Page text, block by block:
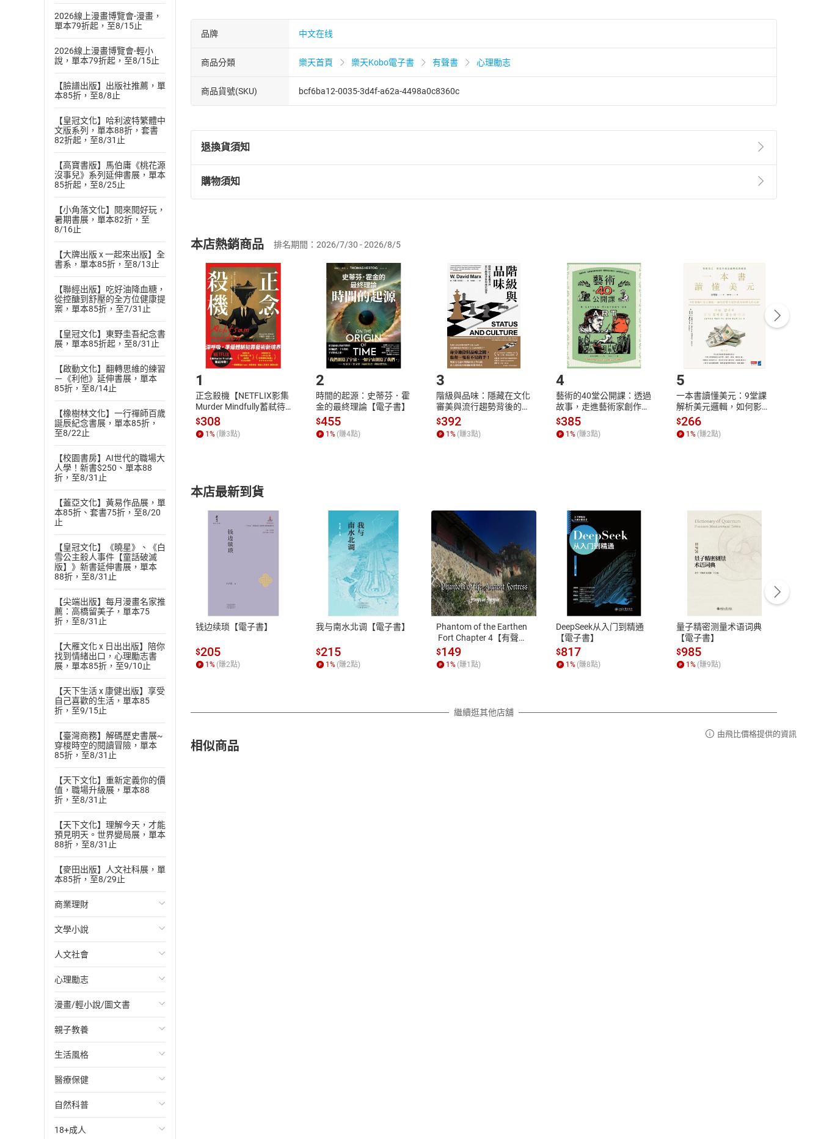
2026線上漫畫博覽會-漫畫，
單本79折起，至8/15止
2026線上漫畫博覽會-輕小
說，單本79折起，至8/15止
【臉譜出版】出版社推薦，單
本85折，至8/8止
【皇冠文化】哈利波特繁體中
文版系列，單本88折，套書
82折起，至8/31止
【高寶書版】馬伯庸《桃花源
沒事兒》系列延伸書展，單本
85折起，至8/25止
【小角落文化】閱來閱好玩，
暑期書展，單本82折，至
8/16止
【大牌出版 x 一起來出版】全
書系，單本85折，至8/13止
【聯經出版】吃好油降血糖，
從控醣到舒壓的全方位健康提
案，單本85折，至7/31止
【皇冠文化】東野圭吾紀念書
展，單本85折起，至8/31止
【啟動文化】翻轉思維的練習
－《利他》延伸書展，單本
85折，至8/14止
【橡樹林文化】一行禪師百歲
誕辰紀念書展，單本85折，
至8/22止
【校園書房】AI世代的職場大
人學！新書$250、單本88
折，至8/31止
【蓋亞文化】黃易作品展，單
本85折、套書75折，至8/20
止
【皇冠文化】《曉星》、《白
雪公主殺人事件【童話破滅
版】》新書延伸書展，單本
88折，至8/31止
【尖端出版】每月漫畫名家推
薦：高橋留美子，單本75
折，至8/31止
【大雁文化 x 日出出版】陪你
找到情緒出口，心理勵志書
展，單本85折，至9/10止
【天下生活 x 康健出版】享受
自己喜歡的生活，單本85
折，至9/15止
【臺灣商務】解碼歷史書展~
穿梭時空的閱讀冒險，單本
85折，至8/31止
【天下文化】重新定義你的價
值，職場升級展，單本88
折，至8/31止
【天下文化】理解今天，才能
預見明天。世界變局展，單本
88折，至8/31止
【麥田出版】人文社科展，單
本85折，至8/29止
商業理財
投資理財
經濟/趨勢
財務/金融
管理/領導
職場工作術
成功法
行銷/廣告
傳記
商務/商學
文學小說
歐美文學
日本文學
韓國文學
華文文學
經典文學
成長/家庭生活小說
懸疑/推理小說
科幻/奇幻小說
人文社會
國際關係
政治
社會科學
台灣/中國歷史
日/韓歷史
其他歷史/史學
法律
心理勵志
心靈成長/情緒
人際關係
兩性關係
心理學
漫畫/輕小說/圖文書
輕小說
奇幻/科幻
愛情故事
職場/社會寫實
懸疑/推理
親子教養
教育現場
兒童文學/故事
兒童科普/學習
育兒百科
生活風格
飲食/食譜
健身/美顏
運動/遊戲
醫療保健
健康/養生
常見疾病
自然科普
生物科學
18+成人
品牌 中文在线
商品分類 樂天首頁 樂天Kobo電子書 有聲書 心理勵志
商品貨號(SKU) bcf6ba12-0035-3d4f-a62a-4498a0c8360c
退換貨須知
退換貨規定：
(一)依消費者保護法第19條第1項後段暨通訊交易解除權合理例外情事適用準則第2條第5款之規定，「非以有形媒介提供之數位
(二)消費者訂購本店鋪之商品即代表知悉本店鋪所銷售之商品為電子書，屬非以有形媒介提供之數位內容，消費者同意若訂購後
且已下載/存取電子書，不得請求退貨退款。
退貨方式：您欲取消訂單或辦理退貨時，請登入樂天市場，並於「我的訂單」中點選「瀏覽訂單明細」
「申請取消訂單/ 退
貨」，本店鋪將依您的申請進行審核，待審核通過後將為您辦理退款事宜。
請注意，樂天市場須以整筆訂單為單位進行取消/退貨，恕無法以單支商品取消/退貨。
購物須知
挑選商品
Choose
放入購物車
Shopping cart
登入帳號
Login
付款方式
Payment
完成訂單
Complete
購書後，如何開始使用？
Step1.選擇閱讀載具 Step2.登入帳號，下載書籍後看書
付款方式
ATM轉帳、信用卡、LINE PAY、AFTEE
退換貨規範
本店是否提供消費者保護法七日猶豫期
之權利，遽消費者保護法及通訊交易解
除權合理例外情事適用準則，依商品性
質各有不同規定。詳細退換貨說明請參
照各商品說明。
客服資訊
服務時間：週一到週五 10:00-12:00、
13:00-17:00 (國定假日及例假日休息)
客服電話：0080-1857077
本店熱銷商品 排名期間：2026/7/30 - 2026/8/5
1
正念殺機【NETFLIX影集
Murder Mindfully蓄弒待
發】【電子書】
$308
1% (賺3點)
2
時間的起源：史蒂芬．霍
金的最終理論【電子書】
$455
1% (賺4點)
3
階級與品味：隱藏在文化
審美與流行趨勢背後的地
位渴望【電子書】
$392
1% (賺3點)
4
藝術的40堂公開課：透過
故事，走進藝術家創作現
場，看藝術如何誕生、如
何形塑人類生活【電子
書】
$385
1% (賺3點)
5
一本書讀懂美元：9堂課
解析美元邏輯，如何影響
全球經濟和每個人的投資
【電子書】
$266
1% (賺2點)
本店最新到貨
钱边续琐【電子書】
$205
1 % (賺2點)
我与南水北调【電子書】
$215
1 % (賺2點)
Phantom of the Earthen
Fort Chapter 4【有聲
書】
$149
1 % (賺1 點)
DeepSeek从入门到精通
【電子書】
$817
1% (賺8點)
量子精密测量术语词典
【電子書】
$985
1% (賺9點)
繼續逛其他店舖
相似商品
由飛比價格提供的資訊